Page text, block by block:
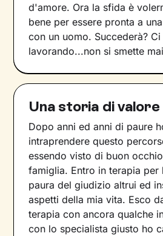
d'amore. Ora la sfida è
bene per essere pronta a
con un uomo. Succederà? Ci
lavorando...non si smette
Una storia di valore
Dopo anni ed anni di paure
intraprendere questo
essendo visto di buon
famiglia. Entro in terapia per
paura del giudizio altrui ed
aspetti della mia vita. Esco
terapia con ancora qualche
con lo specialista giusto ho